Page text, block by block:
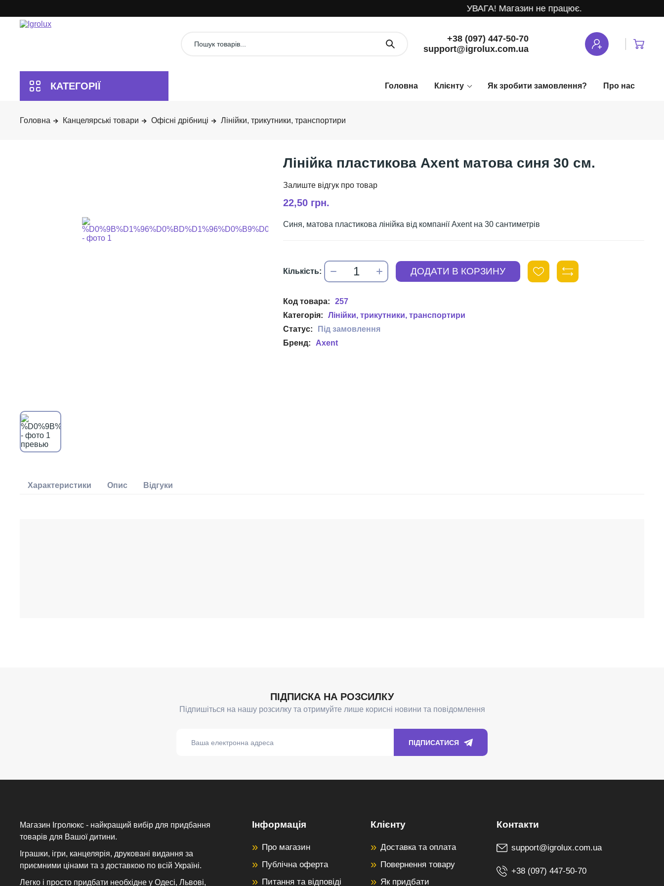
УВАГА! Магазин не працює.
+38 (097) 447-50-70
support@igrolux.com.ua
Клієнту Як зробити замовлення? Про нас
Канцелярські товари Офісні дрібниці Лінійки, трикутники, транспортири
Лінійка пластикова Axent матова синя 30 см.
22,50 грн.
Синя, матова пластикова лінійка від компанії Axent на 30 сантиметрів
257
Лінійки, трикутники, транспортири
Axent
Магазин Ігролюкс - найкращий вибір для придбання
товарів для Вашої дитини.
Іграшки, ігри, канцелярія, друковані видання за
приємними цінами та з доставкою по всій Україні.
Легко і просто придбати необхідне у Одесі, Львові,
Інформація
Про магазин
Публічна оферта
Питання та відповіді
Клієнту
Доставка та оплата
Повернення товару
Як придбати
support@igrolux.com.ua
+38 (097) 447-50-70